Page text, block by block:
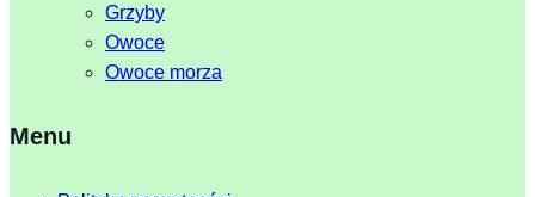
Grzyby
Owoce
Owoce morza
Menu